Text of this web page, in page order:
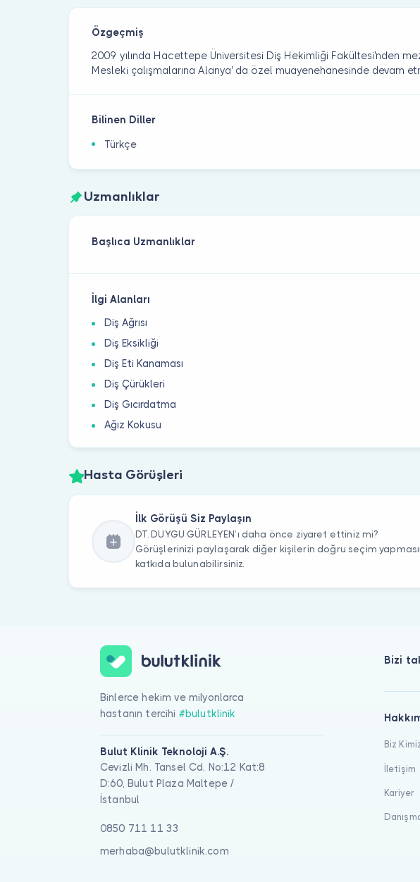
Özgeçmiş
2009 yılında Hacettepe Üniversitesi Diş Hekimliği Fakültesi'nden
Mesleki çalışmalarına Alanya' da özel muayenehanesinde devam
Bilinen Diller
Türkçe
Uzmanlıklar
Başlıca Uzmanlıklar
İlgi Alanları
Diş Ağrısı
Diş Eksikliği
Diş Eti Kanaması
Diş Çürükleri
Diş Gıcırdatma
Ağız Kokusu
Hasta Görüşleri
İlk Görüşü Siz Paylaşın
DT. DUYGU GÜRLEYEN’ı daha önce ziyaret ettiniz mi?
Görüşlerinizi paylaşarak diğer kişilerin doğru seçim
katkıda bulunabilirsiniz.
Binlerce hekim ve milyonlarca
hastanın tercihi #bulutklinik
Bulut Klinik Teknoloji A.Ş.
Cevizli Mh. Tansel Cd. No:12 Kat:8
D:60, Bulut Plaza Maltepe /
İstanbul
0850 711 11 33
merhaba@bulutklinik.com
Bizi
Biz
İletişim
Kariyer